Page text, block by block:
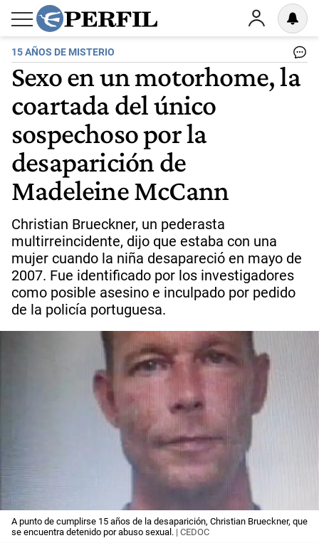
15 AÑOS DE MISTERIO
Sexo en un motorhome, la
coartada del único
sospechoso por la
desaparición de
Madeleine McCann
Christian Brueckner, un pederasta
multirreincidente, dijo que estaba con una
mujer cuando la niña desapareció en mayo de
2007. Fue identificado por los investigadores
como posible asesino e inculpado por pedido
de la policía portuguesa.
A punto de cumplirse 15 años de la desaparición, Christian Brueckner, que
se encuentra detenido por abuso sexual. | CEDOC